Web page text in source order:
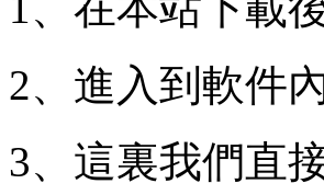
2、進入到軟件
3、這裏我們直